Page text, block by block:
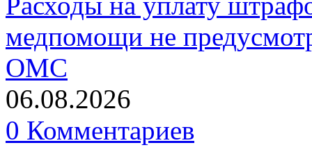
медпомощи не
ОМС
06.08.2026
0 Комментариев